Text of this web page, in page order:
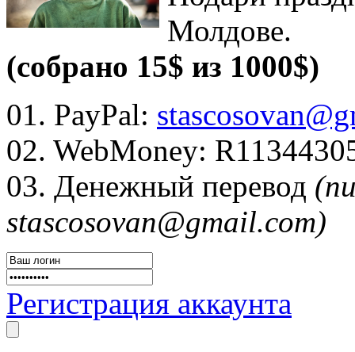
Молдове.
(собрано 15$ из 1000$)
01. PayPal:
02. WebMoney:
03. Денежный перевод
stascosovan@gmail.com)
Регистрация аккаунта